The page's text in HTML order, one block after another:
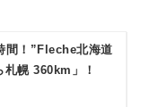
間！”Fleche北海道
札幌 360km」！